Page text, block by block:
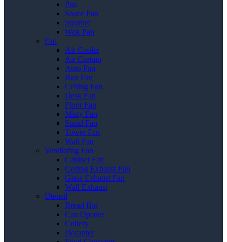
Pan
Sauce Pan
Steamer
Wok Pan
Fan
Air Cooler
Air Curtain
Auto Fan
Box Fan
Ceiling Fan
Desk Fan
Floor Fan
Misty Fan
Stand Fan
Tower Fan
Wall Fan
Ventilating Fan
Cabinet Fan
Ceiling Exhaust Fan
Glass Exhaust Fan
Wall Exhaust
Utensil
Bread Bin
Can Opener
Cutlery
Decanter